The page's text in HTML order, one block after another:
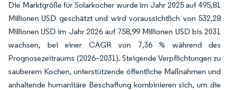
Die Marktgröße für Solarkocher wurde im Jahr 2025 auf 495,81
Millionen USD geschätzt und wird voraussichtlich von 532,28
Millionen USD im Jahr 2026 auf 758,99 Millionen USD bis 2031
wachsen, bei einer CAGR von 7,36 % während des
Prognosezeitraums (2026–2031). Steigende Verpflichtungen zu
sauberem Kochen, unterstützende öffentliche Maßnahmen und
anhaltende humanitäre Beschaffung kombinieren sich, um die